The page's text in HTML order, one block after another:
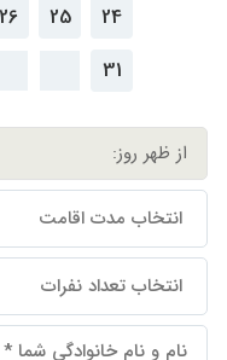
24
25
26
31